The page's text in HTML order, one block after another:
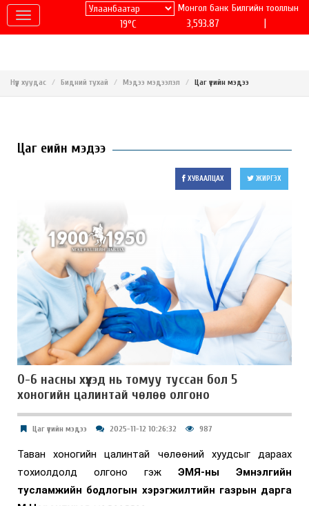
19°C
Монгол банк
3,593.87
Билгийн тооллын
Нүүр хуудас Бидний тухай Мэдээ мэдээлэл Цаг үеийн мэдээ
Цаг үеийн мэдээ
ХУВААЛЦАХ ЖИРГЭХ
0-6 насны хүүхэд нь томуу туссан бол 5
хоногийн цалинтай чөлөө олгоно
Цаг үеийн мэдээ 2025-11-12 10:26:32 987
Таван хоногийн цалинтай чөлөөний хуудсыг дараах
тохиолдолд олгоно гэж ЭМЯ-ны Эмнэлгийн
тусламжийн бодлогын хэрэгжилтийн газрын дарга